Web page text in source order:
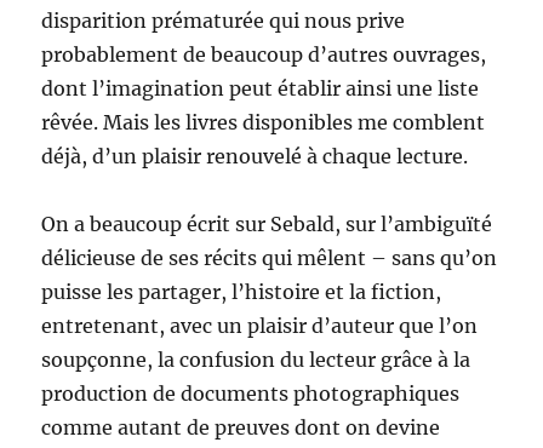
disparition prématurée qui nous prive
probablement de beaucoup d’autres ouvrages,
dont l’imagination peut établir ainsi une liste
rêvée. Mais les livres disponibles me comblent
déjà, d’un plaisir renouvelé à chaque lecture.
On a beaucoup écrit sur Sebald, sur l’ambiguïté
délicieuse de ses récits qui mêlent – sans qu’on
puisse les partager, l’histoire et la fiction,
entretenant, avec un plaisir d’auteur que l’on
soupçonne, la confusion du lecteur grâce à la
production de documents photographiques
comme autant de preuves dont on devine